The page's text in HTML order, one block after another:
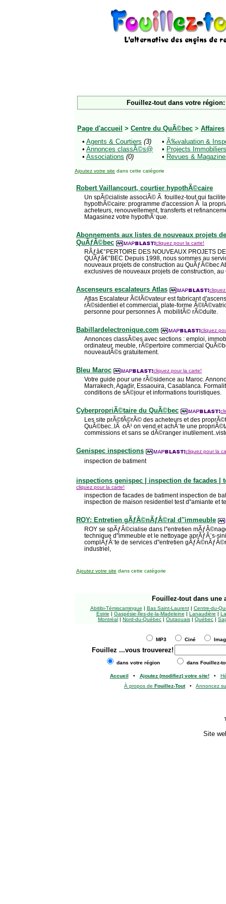
Fouillez-tout dans votre région:
Page d'accueil > Centre du QuÃ©bec > Affaires
• Agents & Courtiers (3)
• Annonces classÃ©s@
• Associations (0)
• Ã‰valuation &
• Projects Immobiliers
• Revues &
Ajoutez votre site dans cette catégorie
Robert Vaillancourt, courtier hypothÃ©caire
Un spÃ©cialiste associÃ© Ã fouillez-tout qui
hypothÃ©caire: programme d'accession Ã la
acheteurs, renouvellement, transferts et
Magasinez votre hypothÃ¨que.
Abonnements aux listes de nouveaux projets
QuÃƒÂ©bec
cliquez pour la carte!
RÃƒâ€°PERTOIRE DES NOUVEAUX PROJETS
QUÃƒâ€°BEC Depuis 1998, nous sommes au
nouveaux projets de construction au QuÃƒÂ©bec
exclusives de nouveaux projets de construction,
Ascenseurs escalateurs Atlas
Atlas Escalateur Ã©lÃ©vateur est fabricant
rÃ©sidentiel et commercial, plate-forme
personne pour personnes Ã mobilitÃ© rÃ©duite.
Babillardelectronique.com cliquez
Annonces classÃ©es avec sections : emploi,
ordinateur, meuble, rÃ©pertoire commercial
nouveautÃ©s gratuitement.
Bleu Maroc cliquez pour la carte!
Votre guide pour une rÃ©sidence au Maroc.
Marrakech, Agadir, Essaouira, Casablanca.
conditions de sÃ©jour et informations touristiques.
CyberpropriÃ©taire du QuÃ©bec
Les site prÃ©fÃ©rÃ© des acheteurs et des
QuÃ©bec..lÃ oÃ¹ on vend et achÃ¨te une
commissions et sans se dÃ©ranger
Genispec inspections cliquez pour la
inspection de batiment
inspections genispec | inspection de facades |
cliquez pour la carte!
inspection de facades de batiment inspection de
inspection de maison residentiel test d''amiante et
ROY: Entretien gÃƒÂ©nÃƒÂ©ral d''immeuble
ROY se spÃƒÂ©cialise dans l''entretien
technique d''immeuble et le nettoyage aprÃƒÂ¨s-
complÃƒÂ¨te de services d''entretien
industriel,
Ajoutez votre site dans cette catégorie
Fouillez-tout dans une
Abitibi-Témiscamingue | Bas Saint-Laurent| Centre-du-
Estrie | Gaspésie-Îles-de-la-Madeleine | Lanaudière |
Montréal | Nord-du-Québec | Outaouais | Québec |
MP3 Ciné
Fouillez ...vous trouverez!
dans votre région dans Fouillez-
Accueil • Ajoutez (modifiez) votre site!•
À propos de Fouillez-Tout• Annoncez
Site